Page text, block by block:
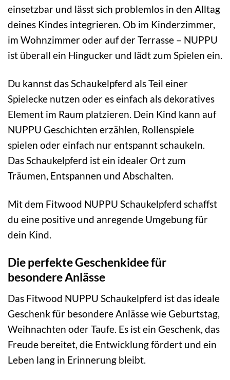
einsetzbar und lässt sich problemlos in den Alltag
deines Kindes integrieren. Ob im Kinderzimmer,
im Wohnzimmer oder auf der Terrasse – NUPPU
ist überall ein Hingucker und lädt zum Spielen ein.
Du kannst das Schaukelpferd als Teil einer
Spielecke nutzen oder es einfach als dekoratives
Element im Raum platzieren. Dein Kind kann auf
NUPPU Geschichten erzählen, Rollenspiele
spielen oder einfach nur entspannt schaukeln.
Das Schaukelpferd ist ein idealer Ort zum
Träumen, Entspannen und Abschalten.
Mit dem Fitwood NUPPU Schaukelpferd schaffst
du eine positive und anregende Umgebung für
dein Kind.
Die perfekte Geschenkidee für
besondere Anlässe
Das Fitwood NUPPU Schaukelpferd ist das ideale
Geschenk für besondere Anlässe wie Geburtstag,
Weihnachten oder Taufe. Es ist ein Geschenk, das
Freude bereitet, die Entwicklung fördert und ein
Leben lang in Erinnerung bleibt.